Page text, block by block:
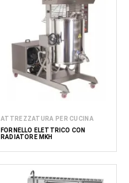
ATTREZZATURA PER CUCINA
FORNELLO ELETTRICO CON
RADIATORE MKH